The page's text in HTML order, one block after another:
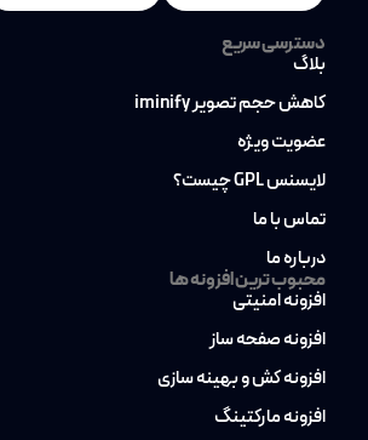
دسترسی سریع
بلاگ
کاهش حجم تصویر iminify
عضویت ویژه
لایسنس GPL چیست؟
تماس با ما
درباره ما
محبوب ترین افزونه ها
افزونه امنیتی
افزونه صفحه ساز
افزونه کش و بهینه سازی
افزونه مارکتینگ